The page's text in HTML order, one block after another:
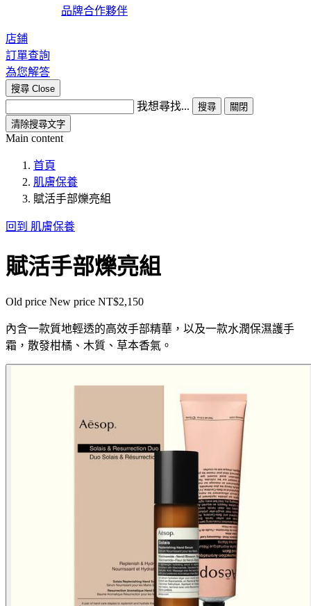
品牌合作夥伴
店鋪
訂單查詢
為您解答
搜尋 Close
我想尋找... 搜尋
關閉
清除搜尋文字
Main content
首頁
肌膚保養
賦活手部爍亮組
回到 肌膚保養
賦活手部爍亮組
Old price New price NT$2,150
內含一款質地輕透的高效手部精華，以及一款水潤保濕護手
霜，散發柑橘、木質、草本香氣。